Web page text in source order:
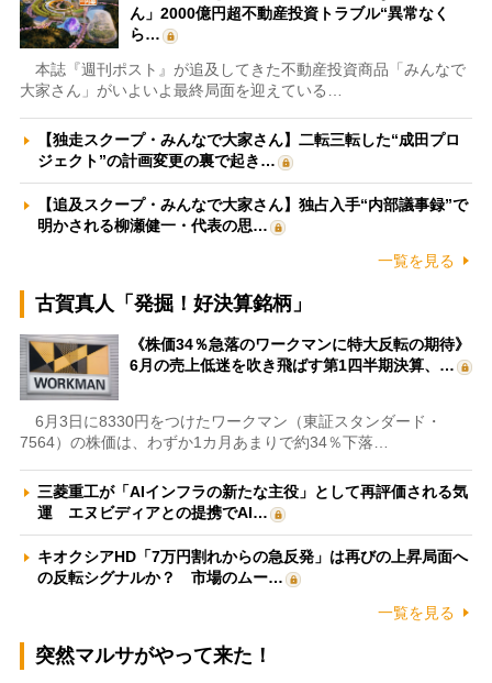
ん」2000億円超不動産投資トラブル“異常なく
ら…
本誌『週刊ポスト』が追及してきた不動産投資商品「みんなで
大家さん」がいよいよ最終局面を迎えている…
【独走スクープ・みんなで大家さん】二転三転した“成田プロ
ジェクト”の計画変更の裏で起き…
【追及スクープ・みんなで大家さん】独占入手“内部議事録”で
明かされる柳瀬健一・代表の思…
一覧を見る
古賀真人「発掘！好決算銘柄」
《株価34％急落のワークマンに特大反転の期待》
6月の売上低迷を吹き飛ばす第1四半期決算、…
6月3日に8330円をつけたワークマン（東証スタンダード・
7564）の株価は、わずか1カ月あまりで約34％下落…
三菱重工が「AIインフラの新たな主役」として再評価される気
運 エヌビディアとの提携でAI…
キオクシアHD「7万円割れからの急反発」は再びの上昇局面へ
の反転シグナルか？ 市場のムー…
一覧を見る
突然マルサがやって来た！